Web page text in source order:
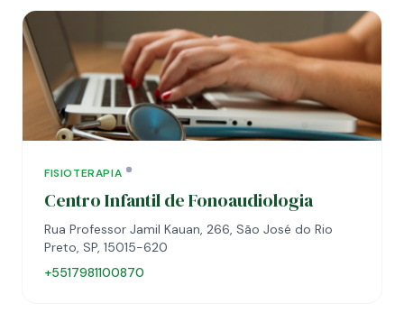
FISIOTERAPIA
Centro Infantil de Fonoaudiologia
Rua Professor Jamil Kauan, 266, São José do Rio
Preto, SP, 15015-620
+5517981100870